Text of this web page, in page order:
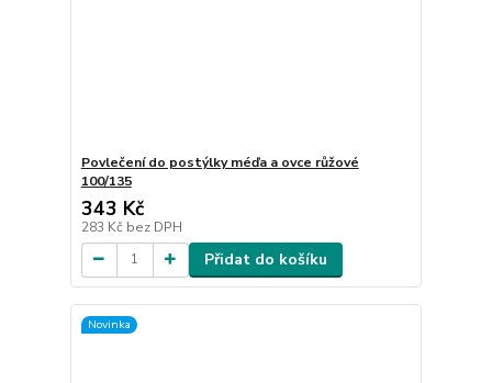
Povlečení do postýlky méďa a ovce růžové
100/135
343 Kč
283 Kč bez DPH
Přidat do košíku
Novinka